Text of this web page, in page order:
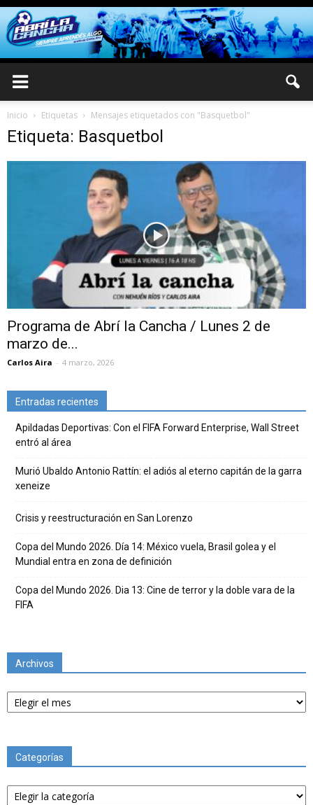
Inicio Etiquetas Mensajes etiquetados con "Basquetbol"
Etiqueta: Basquetbol
Programa de Abrí la Cancha / Lunes 2 de
marzo de...
Carlos Aira - 4 marzo, 2026
Entradas recientes
Apildadas Deportivas: Con el FIFA Forward Enterprise, Wall Street
entró al área
Murió Ubaldo Antonio Rattín: el adiós al eterno capitán de la garra
xeneize
Crisis y reestructuración en San Lorenzo
Copa del Mundo 2026. Día 14: México vuela, Brasil golea y el
Mundial entra en zona de definición
Copa del Mundo 2026. Dia 13: Cine de terror y la doble vara de la
FIFA
Archivos
Archivos
Categorías
Categorías